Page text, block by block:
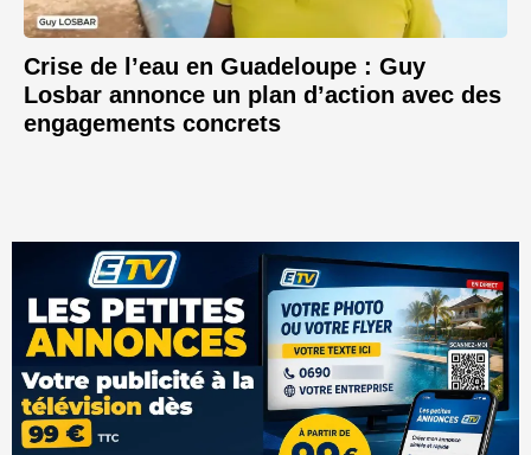
Crise de l’eau en Guadeloupe : Guy
Losbar annonce un plan d’action avec des
engagements concrets